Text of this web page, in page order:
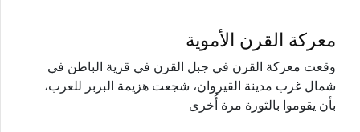
معركة القرن الأموية
وقعت معركة القرن في جبل القرن في قرية الباطن في
شمال غرب مدينة القيروان، شجعت هزيمة البربر للعرب،
بأن يقوموا بالثورة مرة أُخرى